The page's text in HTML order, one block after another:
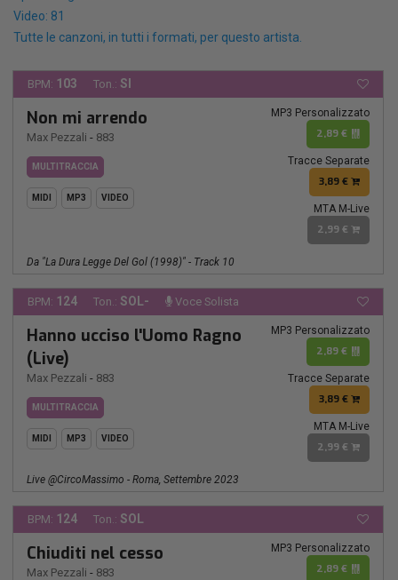
Video: 81
Tutte le canzoni, in tutti i formati, per questo artista.
BPM: 103 Ton.: SI
Non mi arrendo
Max Pezzali - 883
MULTITRACCIA
MIDI MP3 VIDEO
MP3 Personalizzato
2,89 €
Tracce Separate
3,89 €
MTA M-Live
2,99 €
Da "La Dura Legge Del Gol (1998)" - Track 10
BPM: 124 Ton.: SOL- Voce Solista
Hanno ucciso l'Uomo Ragno
(Live)
Max Pezzali - 883
MULTITRACCIA
MIDI MP3 VIDEO
MP3 Personalizzato
2,89 €
Tracce Separate
3,89 €
MTA M-Live
2,99 €
Live @CircoMassimo - Roma, Settembre 2023
BPM: 124 Ton.: SOL
Chiuditi nel cesso
Max Pezzali - 883
MP3 Personalizzato
2,89 €